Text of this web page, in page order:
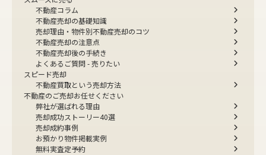
不動産コラム
不動産売却の基礎知識
売却理由・物件別不動産売却のコツ
不動産売却の注意点
不動産売却後の手続き
よくあるご質問 - 売りたい
スピード売却
不動産買取という売却方法
不動産のご売却お任せください
弊社が選ばれる理由
売却成功ストーリー40選
売却成約事例
お預かり物件掲載実例
無料実査定予約